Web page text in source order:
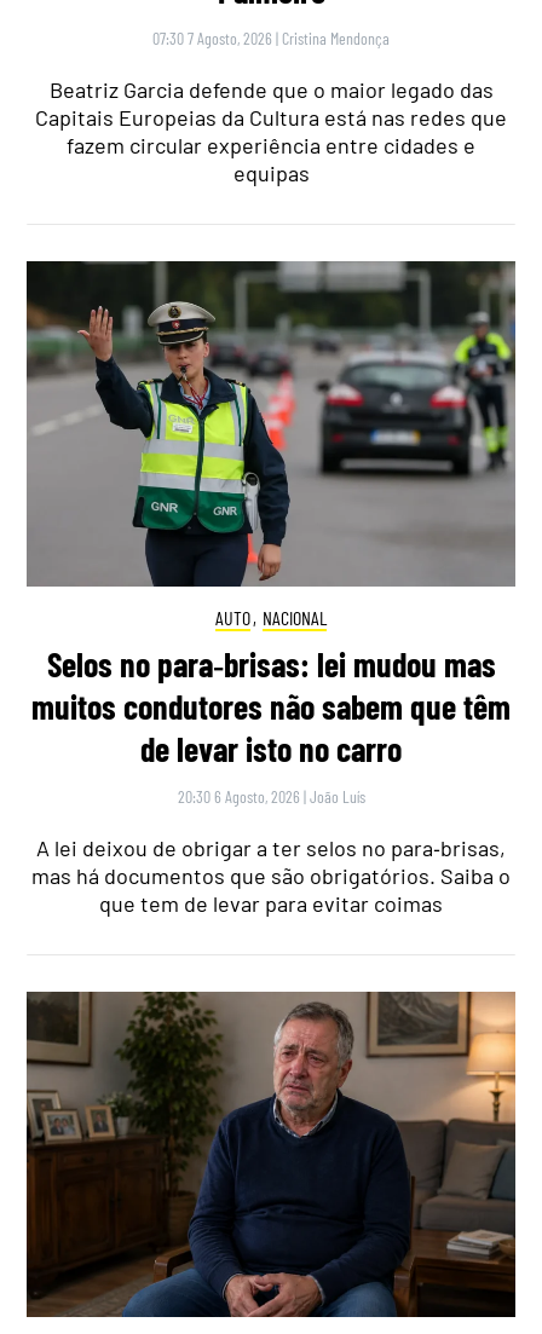
07:30 7 Agosto, 2026 | Cristina Mendonça
Beatriz Garcia defende que o maior legado das
Capitais Europeias da Cultura está nas redes que
fazem circular experiência entre cidades e
equipas
AUTO, NACIONAL
Selos no para‑brisas: lei mudou mas
muitos condutores não sabem que têm
de levar isto no carro
20:30 6 Agosto, 2026 |João Luís
A lei deixou de obrigar a ter selos no para‑brisas,
mas há documentos que são obrigatórios. Saiba o
que tem de levar para evitar coimas